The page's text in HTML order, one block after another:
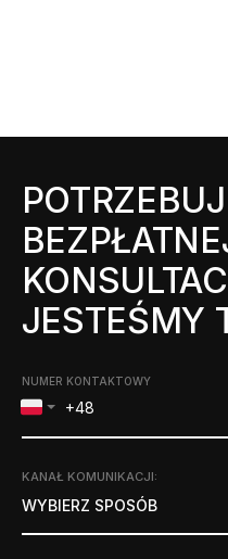
JESTEŚMY
NUMER KONTAKTOWY
KANAŁ KOMUNIKACJI:
WYBIERZ SPOSÓB